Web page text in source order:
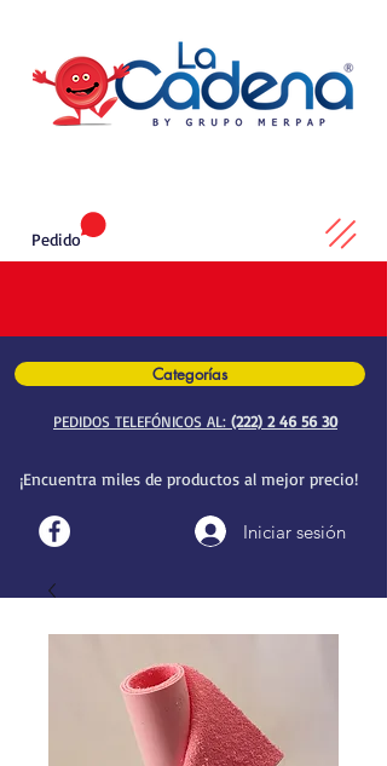
Categorías
PEDIDOS TELEFÓNICOS AL: (222) 2 46 56 30
¡Encuentra miles de productos al mejor precio!
Iniciar sesión
Pedido